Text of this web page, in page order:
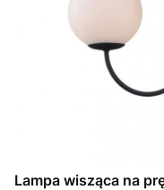
Lampa wisząca na